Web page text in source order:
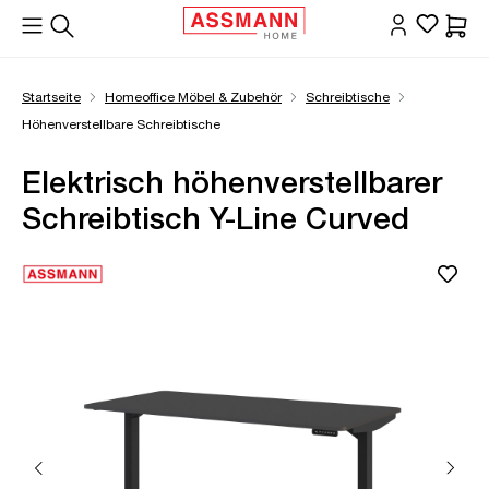
springen
Startseite Homeoffice Möbel & Zubehör
Schreibtische
Höhenverstellbare Schreibtische
Elektrisch höhenverstellbarer
Schreibtisch Y-Line Curved